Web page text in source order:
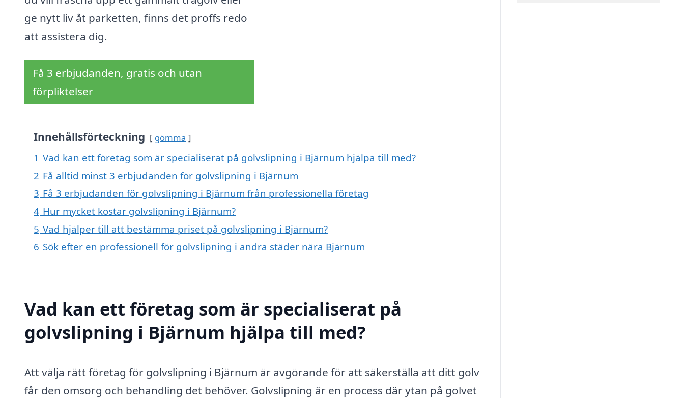
ge nytt liv åt parketten, finns det proffs redo
att assistera dig.
Få 3 erbjudanden, gratis och utan
förpliktelser
Innehållsförteckning gömma
1 Vad kan ett företag som är specialiserat på golvslipning i Bjärnum hjälpa till med?
2 Få alltid minst 3 erbjudanden för golvslipning i Bjärnum
3 Få 3 erbjudanden för golvslipning i Bjärnum från professionella företag
4 Hur mycket kostar golvslipning i Bjärnum?
5 Vad hjälper till att bestämma priset på golvslipning i Bjärnum?
6 Sök efter en professionell för golvslipning i andra städer nära Bjärnum
Vad kan ett företag som är specialiserat på
golvslipning i Bjärnum hjälpa till med?
Att välja rätt företag för golvslipning i Bjärnum är avgörande för att säkerställa att ditt golv
får den omsorg och behandling det behöver. Golvslipning är en process där ytan på golvet